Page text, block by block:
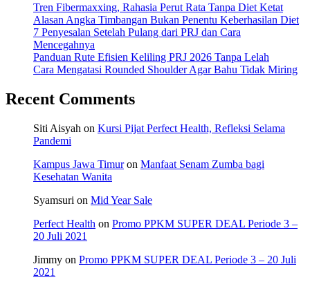
Tren Fibermaxxing, Rahasia Perut Rata Tanpa Diet Ketat
Alasan Angka Timbangan Bukan Penentu Keberhasilan Diet
7 Penyesalan Setelah Pulang dari PRJ dan Cara
Mencegahnya
Panduan Rute Efisien Keliling PRJ 2026 Tanpa Lelah
Cara Mengatasi Rounded Shoulder Agar Bahu Tidak Miring
Recent Comments
Siti Aisyah on Kursi Pijat Perfect Health, Refleksi Selama
Pandemi
Kampus Jawa Timuron Manfaat Senam Zumba bagi
Kesehatan Wanita
Syamsuri on Mid Year Sale
Perfect Health on Promo PPKM SUPER DEAL Periode 3 –
20 Juli 2021
Jimmy on Promo PPKM SUPER DEAL Periode 3 – 20 Juli
2021